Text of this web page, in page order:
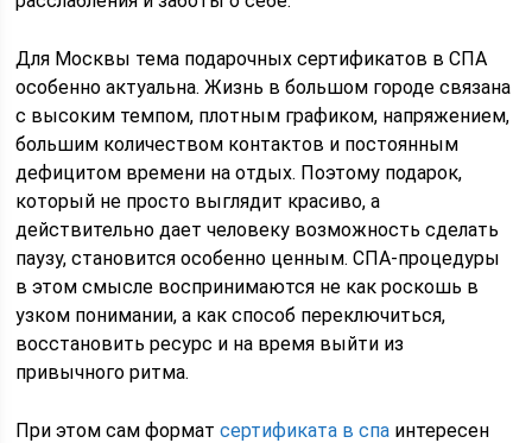
Для Москвы тема подарочных сертификатов в СПА
особенно актуальна. Жизнь в большом городе связана
с высоким темпом, плотным графиком, напряжением,
большим количеством контактов и постоянным
дефицитом времени на отдых. Поэтому подарок,
который не просто выглядит красиво, а
действительно дает человеку возможность сделать
паузу, становится особенно ценным. СПА-процедуры
в этом смысле воспринимаются не как роскошь в
узком понимании, а как способ переключиться,
восстановить ресурс и на время выйти из
привычного ритма.
При этом сам форматсертификата в спа интересен